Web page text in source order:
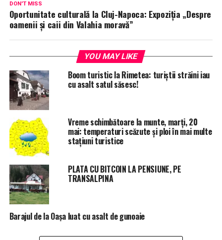
DON'T MISS
Oportunitate culturală la Cluj-Napoca: Expoziția „Despre
oamenii și caii din Valahia moravă”
YOU MAY LIKE
Boom turistic la Rimetea: turiștii străini iau
cu asalt satul săsesc!
Vreme schimbătoare la munte, marți, 20
mai: temperaturi scăzute și ploi în mai multe
stațiuni turistice
PLATA CU BITCOIN LA PENSIUNE, PE
TRANSALPINA
Barajul de la Oașa luat cu asalt de gunoaie